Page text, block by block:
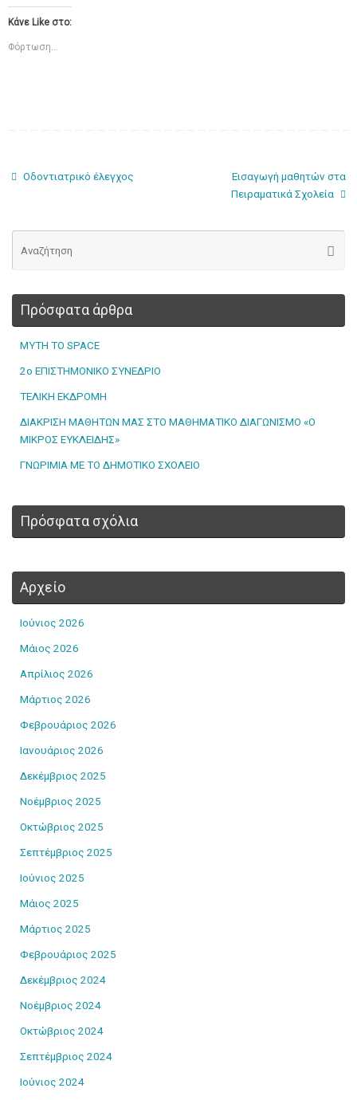
Κάνε Like στο:
Φόρτωση...
Οδοντιατρικό έλεγχος
Εισαγωγή μαθητών στα
Πειραματικά Σχολεία
Πρόσφατα άρθρα
MYTH TO SPACE
2ο ΕΠΙΣΤΗΜΟΝΙΚΟ ΣΥΝΕΔΡΙΟ
ΤΕΛΙΚΗ ΕΚΔΡΟΜΗ
ΔΙΑΚΡΙΣΗ ΜΑΘΗΤΩΝ ΜΑΣ ΣΤΟ ΜΑΘΗΜΑΤΙΚΟ ΔΙΑΓΩΝΙΣΜΟ «Ο
ΜΙΚΡΟΣ ΕΥΚΛΕΙΔΗΣ»
ΓΝΩΡΙΜΙΑ ΜΕ ΤΟ ΔΗΜΟΤΙΚΟ ΣΧΟΛΕΙΟ
Πρόσφατα σχόλια
Αρχείο
Ιούνιος 2026
Μάιος 2026
Απρίλιος 2026
Μάρτιος 2026
Φεβρουάριος 2026
Ιανουάριος 2026
Δεκέμβριος 2025
Νοέμβριος 2025
Οκτώβριος 2025
Σεπτέμβριος 2025
Ιούνιος 2025
Μάιος 2025
Μάρτιος 2025
Φεβρουάριος 2025
Δεκέμβριος 2024
Νοέμβριος 2024
Οκτώβριος 2024
Σεπτέμβριος 2024
Ιούνιος 2024